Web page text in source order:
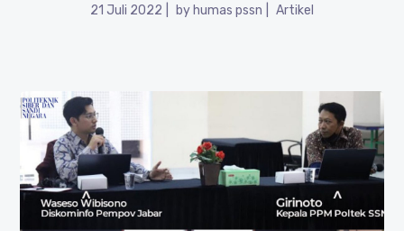
21 Juli 2022 by humas pssn Artikel